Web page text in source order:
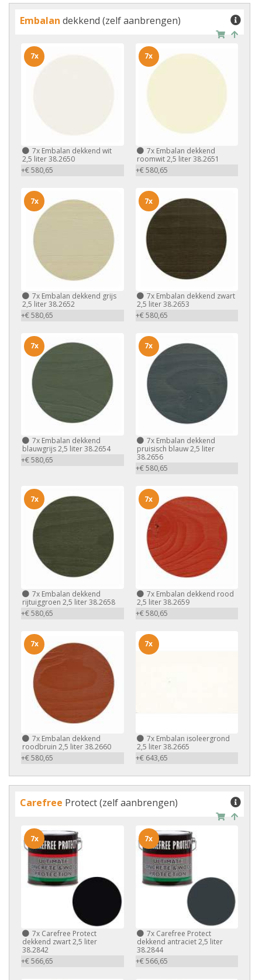
Embalan dekkend (zelf aanbrengen)
7x Embalan dekkend wit
2,5 liter 38.2650
+€ 580,65
7x
7xEmbalan dekkend
roomwit 2,5 liter 38.2651
+€ 580,65
7x
7x Embalan dekkend grijs
2,5 liter 38.2652
+€ 580,65
7x
7xEmbalan dekkend zwart
2,5 liter 38.2653
+€ 580,65
7x
7x Embalan dekkend
blauwgrijs 2,5 liter 38.2654
+€ 580,65
7x
7xEmbalan dekkend
pruisisch blauw 2,5 liter
38.2656
+€ 580,65
7x
7x Embalan dekkend
rijtuiggroen 2,5 liter 38.2658
+€ 580,65
7x
7xEmbalan dekkend rood
2,5 liter 38.2659
+€ 580,65
7x
7x Embalan dekkend
roodbruin 2,5 liter 38.2660
+€ 580,65
7x
7xEmbalan isoleergrond
2,5 liter 38.2665
+€ 643,65
7x
Carefree Protect (zelf aanbrengen)
7x Carefree Protect
dekkend zwart 2,5 liter
38.2842
+€ 566,65
7x
7xCarefree Protect
dekkend antraciet 2,5 liter
38.2844
+€ 566,65
7x